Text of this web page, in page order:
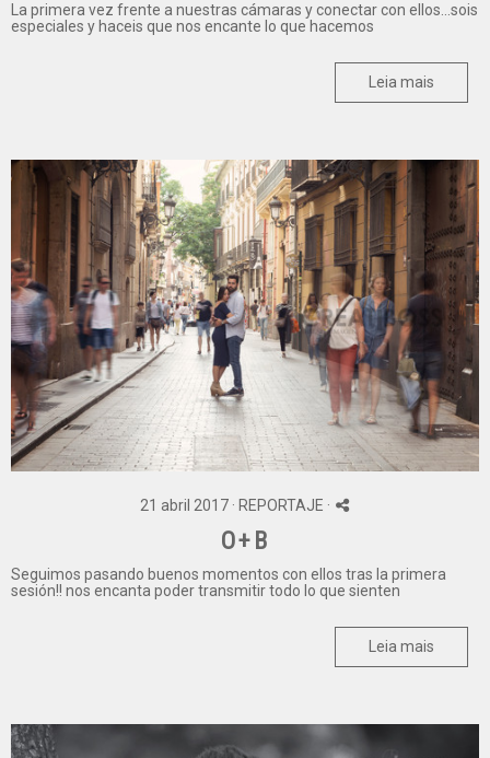
La primera vez frente a nuestras cámaras y conectar con ellos...sois
especiales y haceis que nos encante lo que hacemos
Leia mais
21 abril 2017 · REPORTAJE ·
O+B
Seguimos pasando buenos momentos con ellos tras la primera
sesión!! nos encanta poder transmitir todo lo que sienten
Leia mais